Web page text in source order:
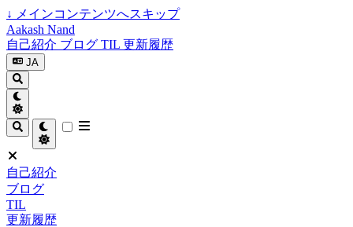
↓ メインコンテンツへスキップ
Aakash Nand
自己紹介 ブログ TIL 更新履歴
JA
自己紹介
ブログ
TIL
更新履歴